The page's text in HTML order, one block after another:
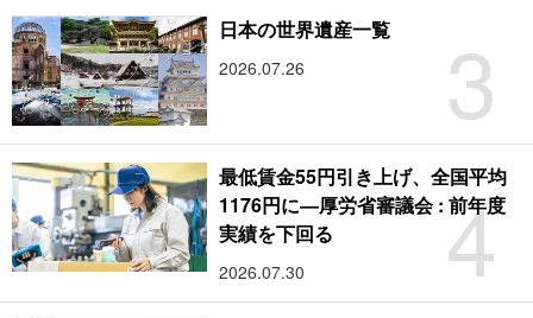
3
日本の世界遺産一覧
2026.07.26
4
最低賃金55円引き上げ、全国平均
1176円に―厚労省審議会 : 前年度
実績を下回る
2026.07.30